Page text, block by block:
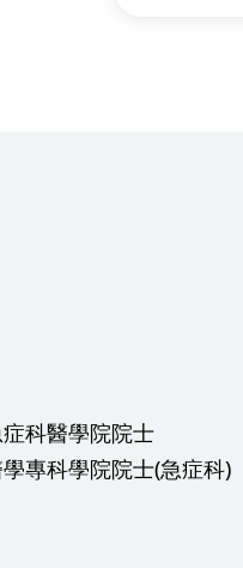
科醫學院院士
專科學院院士(急症科)